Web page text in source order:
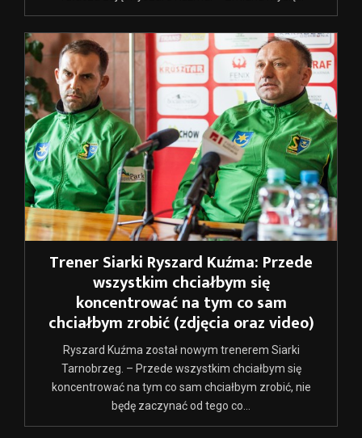
Trener Siarki Ryszard Kuźma: Przede
wszystkim chciałbym się
koncentrować na tym co sam
chciałbym zrobić (zdjęcia oraz video)
Ryszard Kuźma został nowym trenerem Siarki
Tarnobrzeg. – Przede wszystkim chciałbym się
koncentrować na tym co sam chciałbym zrobić, nie
będę zaczynać od tego co...